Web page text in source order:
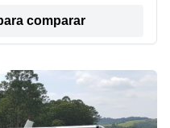
comparar